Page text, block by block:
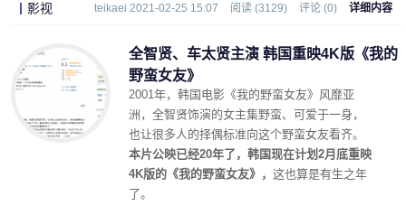
影视 teikaei 2021-02-25 15:07 阅读 (3129) 评论 (0) 详细内容
全智贤、车太贤主演 韩国重映4K版《我的
野蛮女友》
2001年，韩国电影《我的野蛮女友》风靡亚
洲，全智贤饰演的女主集野蛮、可爱于一身，
也让很多人的择偶标准向这个野蛮女友看齐。
本片公映已经20年了，韩国现在计划2月底重映
4K版的《我的野蛮女友》， 这也算是有生之年
了。